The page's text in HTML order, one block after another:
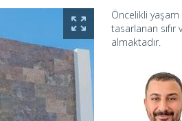
Öncelikli yaşam
tasarlanan
almaktadır.